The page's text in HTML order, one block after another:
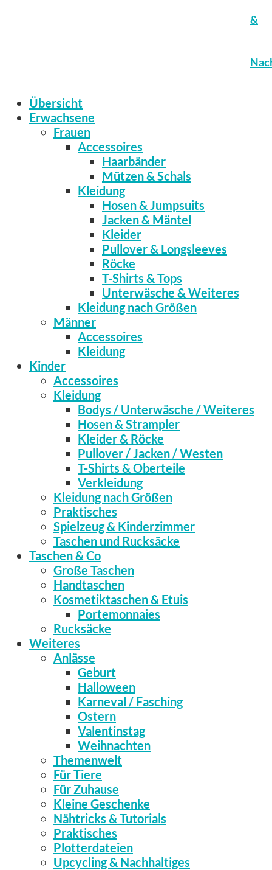
&
Übersicht
Erwachsene
Frauen
Accessoires
Haarbänder
Mützen & Schals
Kleidung
Hosen & Jumpsuits
Jacken & Mäntel
Kleider
Pullover & Longsleeves
Röcke
T-Shirts & Tops
Unterwäsche & Weiteres
Kleidung nach Größen
Männer
Accessoires
Kleidung
Kinder
Accessoires
Kleidung
Bodys / Unterwäsche / Weiteres
Hosen & Strampler
Kleider & Röcke
Pullover / Jacken / Westen
T-Shirts & Oberteile
Verkleidung
Kleidung nach Größen
Praktisches
Spielzeug & Kinderzimmer
Taschen und Rucksäcke
Taschen & Co
Große Taschen
Handtaschen
Kosmetiktaschen & Etuis
Portemonnaies
Rucksäcke
Weiteres
Anlässe
Geburt
Halloween
Karneval / Fasching
Ostern
Valentinstag
Weihnachten
Themenwelt
Für Tiere
Für Zuhause
Kleine Geschenke
Nähtricks & Tutorials
Praktisches
Plotterdateien
Upcycling & Nachhaltiges